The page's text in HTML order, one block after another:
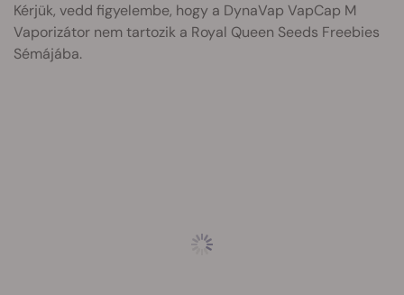
Kérjük, vedd figyelembe, hogy a DynaVap VapCap M
Vaporizátor nem tartozik a Royal Queen Seeds Freebies
Sémájába.